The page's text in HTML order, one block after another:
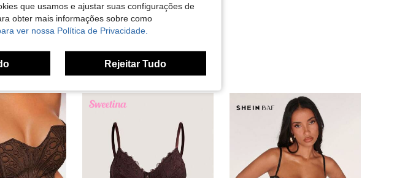
que usamos e ajustar suas configurações de
obter mais informações sobre como
ver nossa Política de Privacidade.
Rejeitar Tudo